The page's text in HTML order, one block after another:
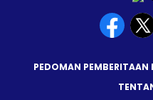
PEDOMAN PEMBERITAAN